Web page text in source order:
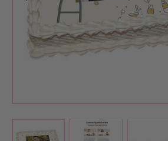
View larger imageView larger image